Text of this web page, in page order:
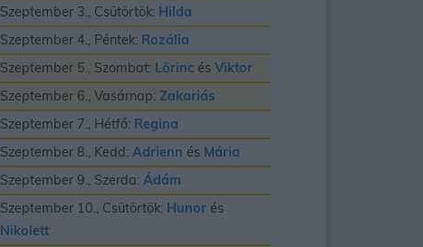
Szeptember 3., Csütörtök: Hilda
Szeptember 4., Péntek: Rozália
Szeptember 5., Szombat: Lõrinc ésViktor
Szeptember 6., Vasárnap: Zakariás
Szeptember 7., Hétfő: Regina
Szeptember 8., Kedd:Adrienn és Mária
Szeptember 9., Szerda:Ádám
Szeptember 10., Csütörtök: Hunor és
Nikolett